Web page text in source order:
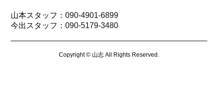
山本スタッフ：090-4901-6899
今出スタッフ：090-5179-3480
Copyright © 山志 All Rights Reserved.